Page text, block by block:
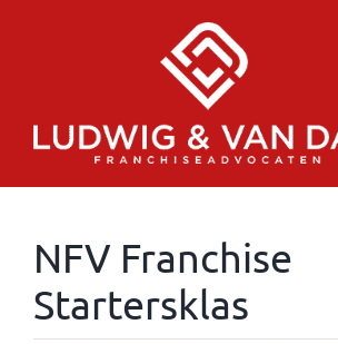
NFV Franchise
Startersklas